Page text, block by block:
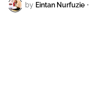
by Eintan Nurfuzie •